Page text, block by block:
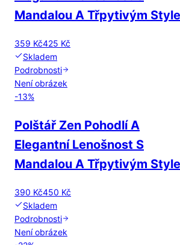
Mandalou A Třpytivým
359 Kč425 Kč
Skladem
Podrobnosti
Není obrázek
-13%
Polštář Zen Pohodlí A
Elegantní Lenošnost S
Mandalou A Třpytivým
390 Kč450 Kč
Skladem
Podrobnosti
Není obrázek